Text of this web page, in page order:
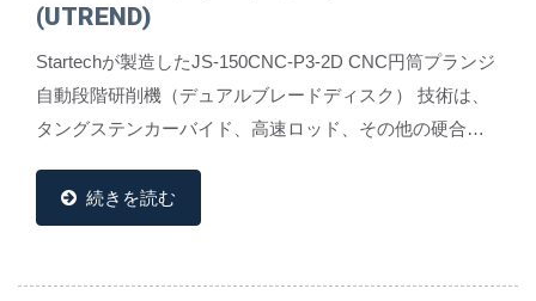
(UTREND)
Startechが製造したJS-150CNC-P3-2D CNC円筒プランジ
自動段階研削機（デュアルブレードディスク） 技術は、
タングステンカーバイド、高速ロッド、その他の硬合金
続きを読む